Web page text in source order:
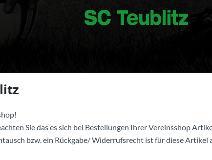
Sie das es sich bei Bestellungen Ihrer Vereinsshop
bzw. ein Rückgabe/ Widerrufsrecht ist für diese Artikel